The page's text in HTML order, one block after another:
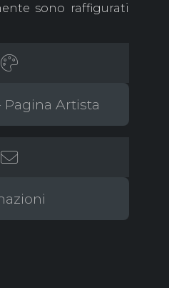
sono raffigurati
Artista